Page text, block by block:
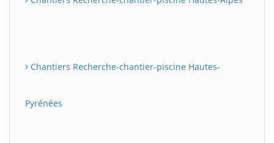
Chantiers Recherche-chantier-piscine Hautes-
Pyrénées